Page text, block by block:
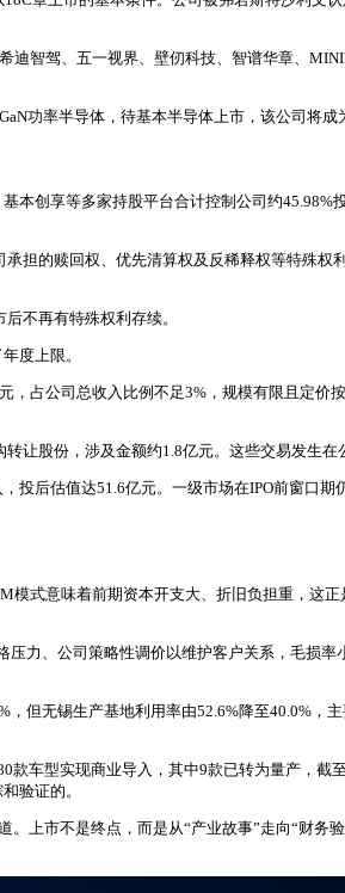
智驾、五一视界、壁仞科技、智谱华章、
功率半导体，待基本半导体上市，该公司将成
创享等多家持股平台合计控制公司约
担的赎回权、优先清算权及反稀释权等特殊
不再有特殊权利存续。
度上限。
占公司总收入比例不足3%，规模有限且定
股份，涉及金额约1.8亿元。这些交易发生在
后估值达51.6亿元。一级市场在IPO前窗口
式意味着前期资本开支大、折旧负担重，这
、公司策略性调价以维护客户关系，毛损
但无锡生产基地利用率由52.6%降至40.0%，
车型实现商业导入，其中9款已转为量产，
验证的。
上市不是终点，而是从“产业故事”走向“财